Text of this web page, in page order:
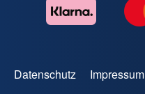
Datenschutz Impressum